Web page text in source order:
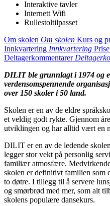
Interaktive tavler
Internett Wifi
Rullestoltilpasset
Om skolen Om skolen Kurs og
Innkvartering Innkvartering
Deltagerkommentarer
DILIT ble grunnlagt i 1974 og
verdensomspennende
over 150 skoler i 50 land.
Skolen er en av de eldre
et veldig godt rykte. Gjennom
utviklingen og har alltid vært en
DILIT er en av de ledende
legger stor vekt på personlig
familiær atmosfære.
skolen er definitivt familien som
to døtre. I tillegg til å servere
og smørbrød med mer, som alt
skolens populære dansekurs.